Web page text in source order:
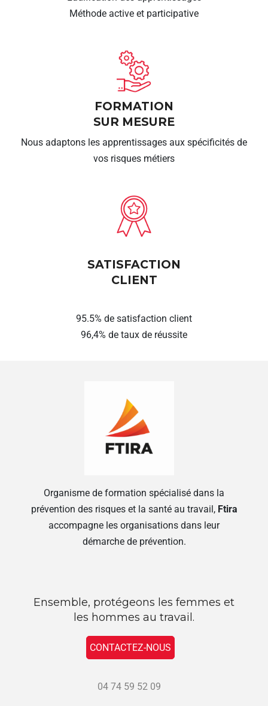
Méthode active et participative
FORMATION
SUR MESURE
Nous adaptons les apprentissages aux spécificités de
vos risques métiers
SATISFACTION
CLIENT
95.5% de satisfaction client
96,4% de taux de réussite
Organisme de formation spécialisé dans la
prévention des risques et la santé au travail, Ftira
accompagne les organisations dans leur
démarche de prévention.
Ensemble, protégeons les femmes et
les hommes au travail.
CONTACTEZ-NOUS
04 74 59 52 09